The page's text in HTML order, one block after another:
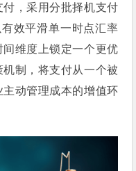
，采用分批择机支付
有效平滑单一时点汇率
维度上锁定一个更优
制，将支付从一个被
动管理成本的增值环